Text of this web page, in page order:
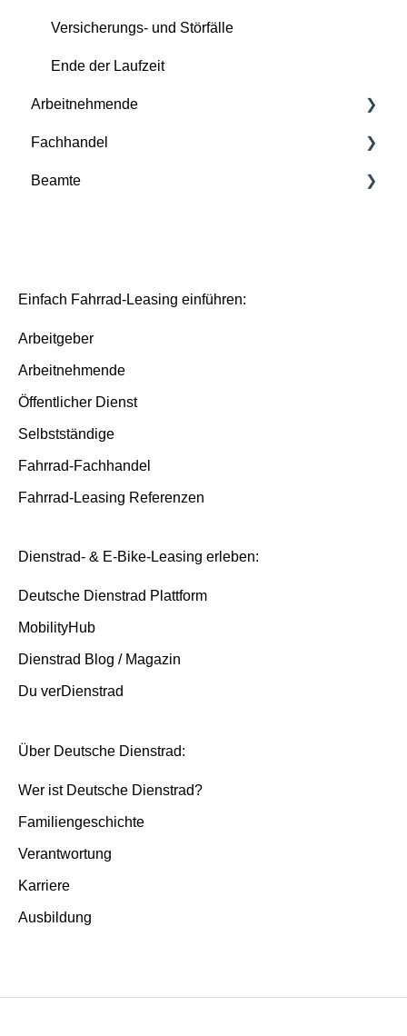
Versicherungs- und Störfälle
Ende der Laufzeit
Arbeitnehmende
Grundlagen
Deutsche Dienstrad Plattform
Versicherungsfälle
Ende der Laufzeit
Fachhandel
Grundlagen
Beamte
Einfach Fahrrad-Leasing einführen:
Arbeitgeber
Arbeitnehmende
Öffentlicher Dienst
Selbstständige
Fahrrad-Fachhandel
Fahrrad-Leasing Referenzen
Dienstrad- & E-Bike-Leasing erleben:
Deutsche Dienstrad Plattform
MobilityHub
Dienstrad Blog / Magazin
Du verDienstrad
Über Deutsche Dienstrad:
Wer ist Deutsche Dienstrad?
Familiengeschichte
Verantwortung
Karriere
Ausbildung